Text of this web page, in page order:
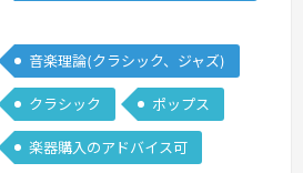
い方、お子様の送り迎えが大変な方、近
くにピアノ教室がない方、ぜひ一度体験
ッスンにお申し込みください！オンラ
インの良さをたくさんお伝えできたらと
思います。どうぞよろしくお願いいたし
音楽理論(クラシック、ジャズ)
クラシック ポップス
楽器購入のアドバイス可